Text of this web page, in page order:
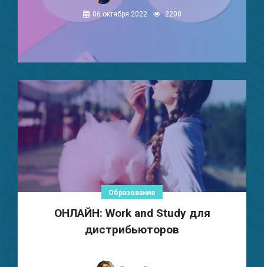
06 октября 2022 2200
Образование
ОНЛАЙН: Work and Study для
дистрибьюторов